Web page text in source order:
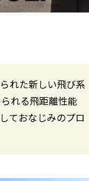
れた新しい飛び系
れる飛距離性能
ておなじみのプロ